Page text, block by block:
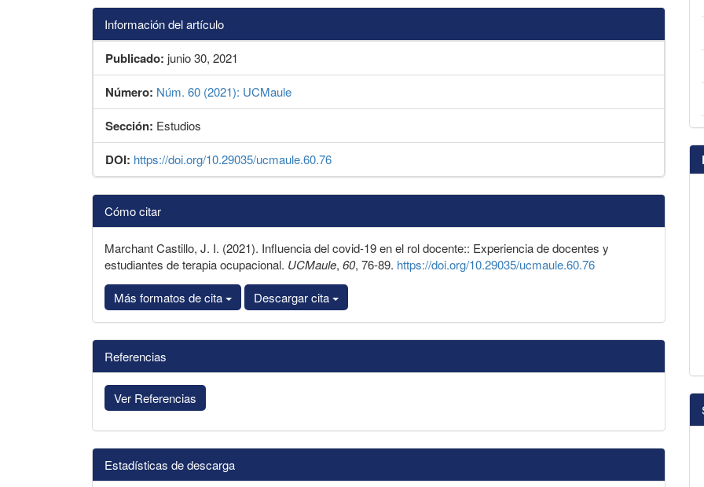
Información del artículo
Publicado: junio 30, 2021
Número: Núm. 60 (2021): UCMaule
Sección: Estudios
DOI: https://doi.org/10.29035/ucmaule.60.76
Detalles
del
artículo
Cómo citar
Marchant Castillo, J. I. (2021). Influencia del covid-19 en el rol docente:: Experiencia de docentes y
estudiantes de terapia ocupacional. UCMaule, 60, 76-89. https://doi.org/10.29035/ucmaule.60.76
Más formatos de cita
Descargar cita
Referencias
Ver Referencias
Estadísticas de descarga